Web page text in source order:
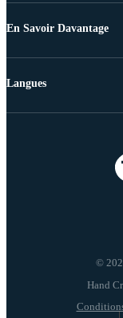
En Savoir Davantage
©
Langues